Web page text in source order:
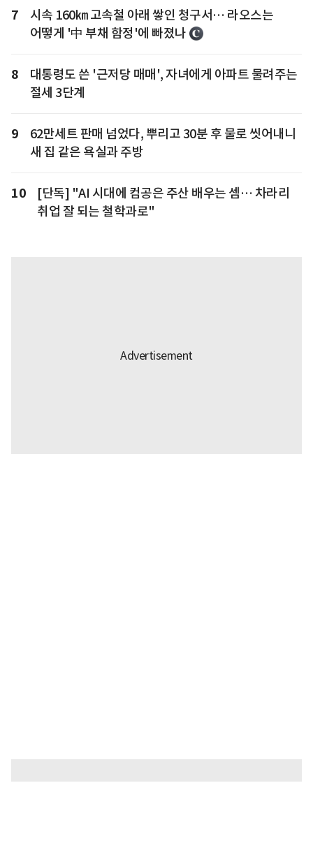
7
시속 160㎞ 고속철 아래 쌓인 청구서… 라오스는
어떻게 '中 부채 함정'에 빠졌나
8
대통령도 쓴 '근저당 매매', 자녀에게 아파트 물려주는
절세 3단계
9
62만세트 판매 넘었다, 뿌리고 30분 후 물로 씻어내니
새 집 같은 욕실과 주방
10
[단독] "AI 시대에 컴공은 주산 배우는 셈… 차라리
취업 잘 되는 철학과로"